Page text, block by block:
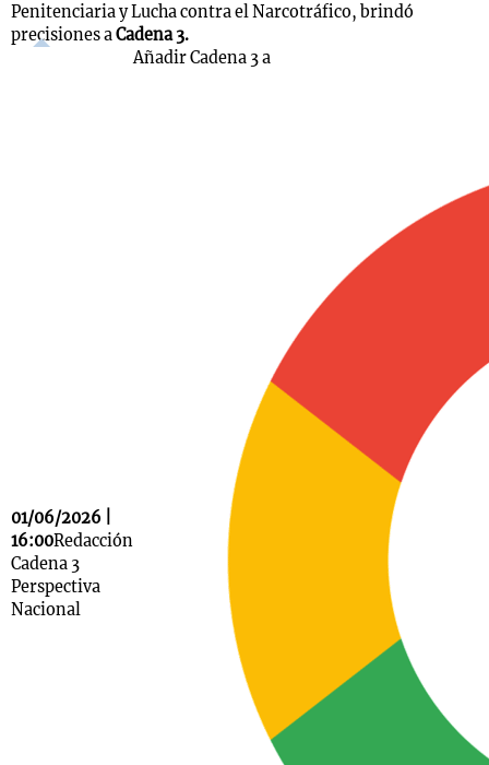
Penitenciaria y Lucha contra el Narcotráfico, brindó
precisiones aCadena 3.
01/06/2026 |
16:00Redacción
Cadena 3
Perspectiva
Nacional
Añadir Cadena 3 a